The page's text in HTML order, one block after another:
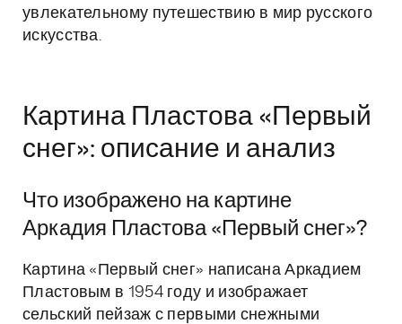
увлекательному путешествию в мир русского
искусства.
Картина Пластова «Первый
снег»: описание и анализ
Что изображено на картине
Аркадия Пластова «Первый снег»?
Картина «Первый снег» написана Аркадием
Пластовым в 1954 году и изображает
сельский пейзаж с первыми снежными